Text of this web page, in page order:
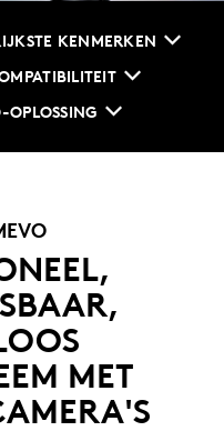
KENMERKEN
OPLOSSING
MET